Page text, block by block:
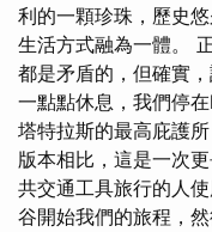
利的一顆珍珠，歷史
生活方式融為一體。
都是矛盾的，但確實
一點點休息，我們停
塔特拉斯的最高庇護
版本相比，這是一次
共交通工具旅行的人使
谷開始我們的旅程，